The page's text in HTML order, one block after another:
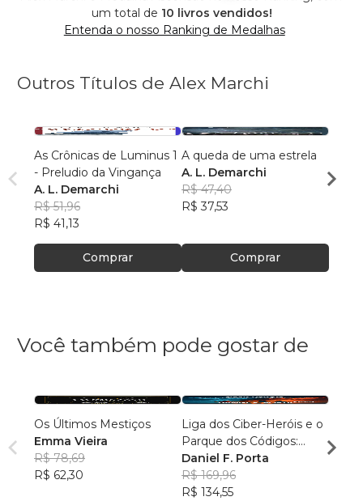
um total de 10 livros vendidos!
Entenda o nosso Ranking de Medalhas
Outros Títulos de Alex Marchi
As Crônicas de Luminus 1
- Preludio da Vingança
A. L. Demarchi
R$ 51,96
R$ 41,13
Comprar
A queda de uma estrela
A. L. Demarchi
R$ 47,40
R$ 37,53
Comprar
A. L.
R$
Você também pode gostar de
Os Últimos Mestiços
Emma Vieira
R$ 78,69
R$ 62,30
Liga dos Ciber-Heróis e o
Parque dos Códigos:
Rumo ao Desconhecido
Daniel F. Porta
R$ 169,96
R$ 134,55
R$